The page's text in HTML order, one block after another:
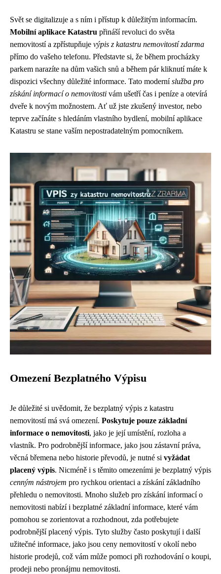
Svět se digitalizuje a s ním i přístup k důležitým informacím.
Mobilní aplikace Katastru přináší revoluci do světa
nemovitostí a zpřístupňuje výpis z katastru nemovitostí zdarma
přímo do vašeho telefonu. Představte si, že během procházky
parkem narazíte na dům vašich snů a během pár kliknutí máte k
dispozici všechny důležité informace. Tato moderníslužba pro
získání informací o nemovitosti vám ušetří čas i peníze a otevírá
dveře k novým možnostem. Ať už jste zkušený investor, nebo
teprve začínáte s hledáním vlastního bydlení, mobilní aplikace
Katastru se stane vaším nepostradatelným pomocníkem.
Omezení Bezplatného Výpisu
Je důležité si uvědomit, že bezplatný výpis z katastru
nemovitostí má svá omezení. Poskytuje pouze základní
informace o nemovitosti, jako je její umístění, rozloha a
vlastník. Pro podrobnější informace, jako jsou zástavní práva,
věcná břemena nebo historie převodů, je nutné si vyžádat
placený výpis. Nicméně i s těmito omezeními je bezplatný výpis
cenným nástrojem pro rychkou orientaci a získání základního
přehledu o nemovitosti. Mnoho služeb pro získání informací o
nemovitosti nabízí i bezplatné základní informace, které vám
pomohou se zorientovat a rozhodnout, zda potřebujete
podrobnější placený výpis. Tyto služby často poskytují i další
užitečné informace, jako jsou ceny nemovitostí v okolí nebo
historie prodejů, což vám může pomoci při rozhodování o koupi,
prodeji nebo pronájmu nemovitosti.